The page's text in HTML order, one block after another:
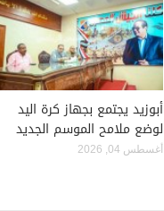
أبوزيد يجتمع بجهاز كرة اليد
لوضع ملامح الموسم الجديد
أغسطس 04, 2026